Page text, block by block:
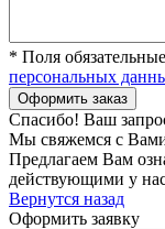
* Поля
персональных
Спасибо! Ваш
Мы свяжемся с
Предлагаем Вам
действующими у
Вернутся назад
Оформить заявку